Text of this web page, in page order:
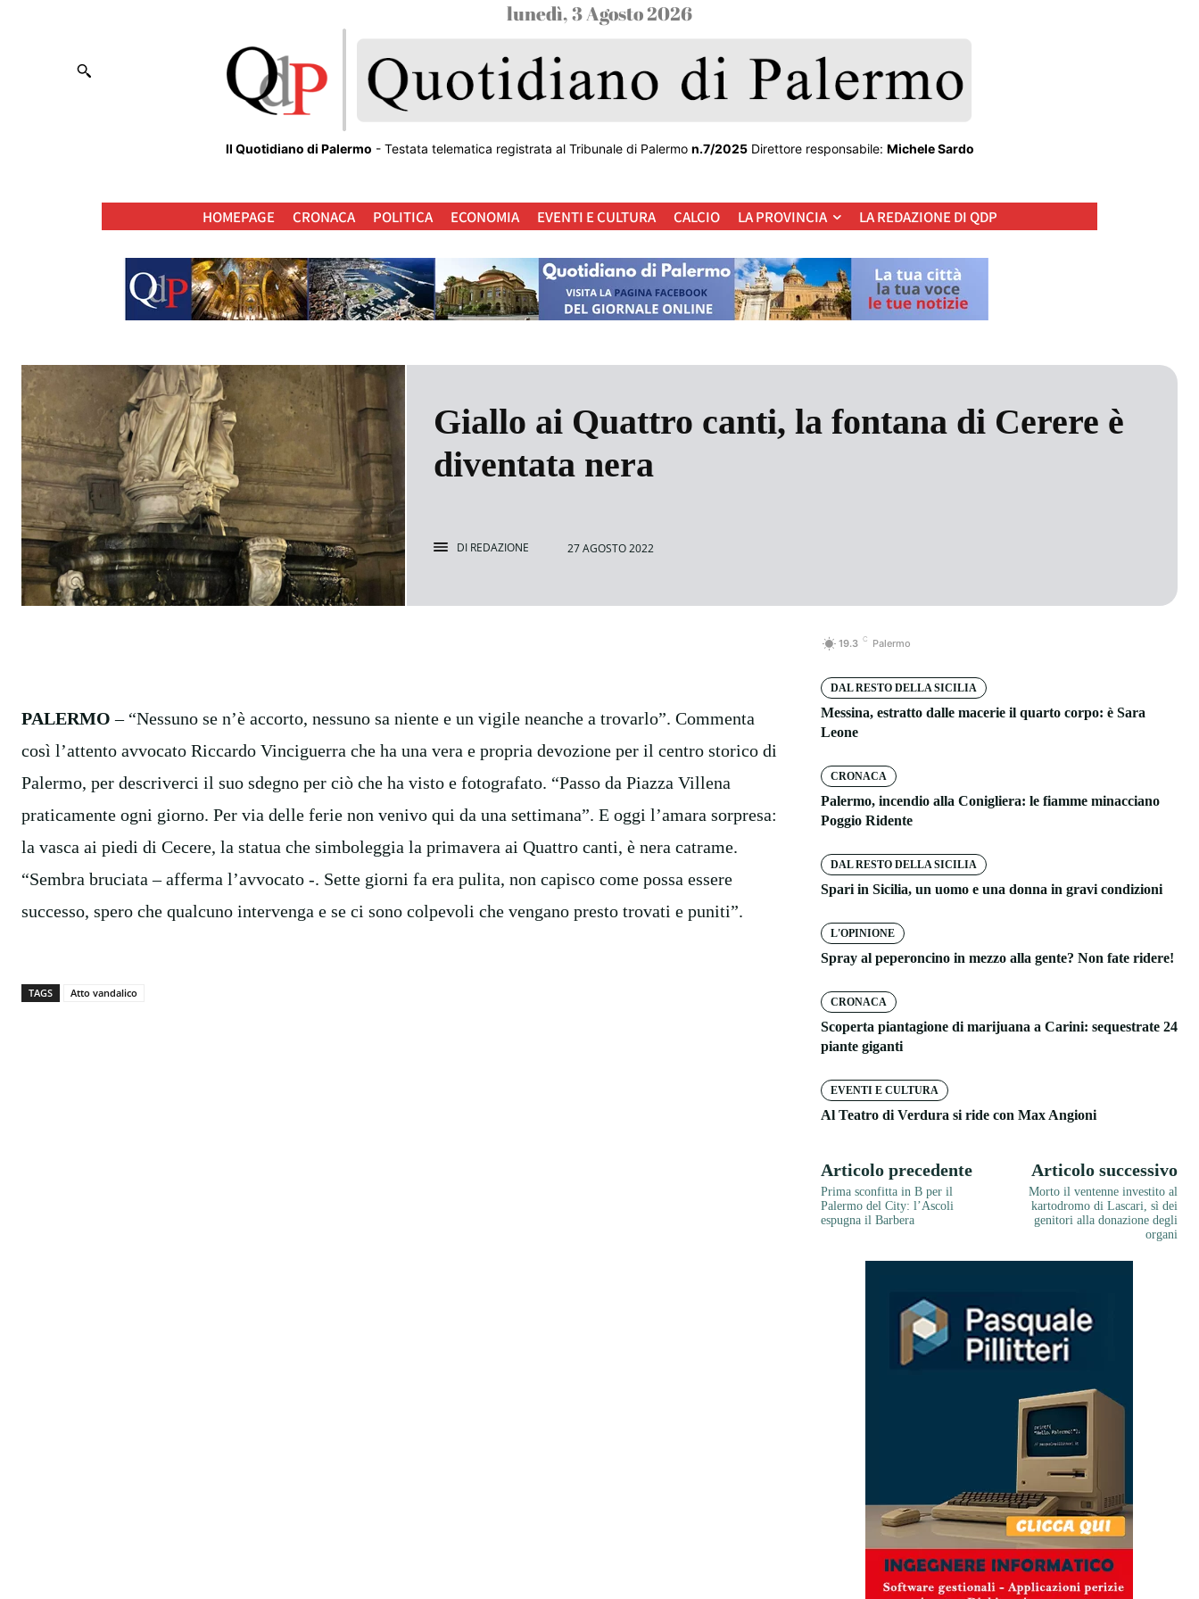
lunedì, 3 Agosto 2026
Il Quotidiano di Palermo - Testata telematica registrata al Tribunale di Palermo n.7/2025Direttore responsabile: Michele Sardo
HOMEPAGE CRONACA POLITICA ECONOMIA EVENTI E CULTURA CALCIO LA PROVINCIA LA REDAZIONE DI QDP
Giallo ai Quattro canti, la fontana di Cerere è
diventata nera
DI REDAZIONE 27 AGOSTO 2022
PALERMO – “Nessuno se n’è accorto, nessuno sa niente e un vigile neanche a trovarlo”. Commenta
così l’attento avvocato Riccardo Vinciguerra che ha una vera e propria devozione per il centro storico di
Palermo, per descriverci il suo sdegno per ciò che ha visto e fotografato. “Passo da Piazza Villena
praticamente ogni giorno. Per via delle ferie non venivo qui da una settimana”. E oggi l’amara sorpresa:
la vasca ai piedi di Cecere, la statua che simboleggia la primavera ai Quattro canti, è nera catrame.
“Sembra bruciata – afferma l’avvocato -. Sette giorni fa era pulita, non capisco come possa essere
successo, spero che qualcuno intervenga e se ci sono colpevoli che vengano presto trovati e puniti”.
TAGS Atto vandalico
19.3 C Palermo
DAL RESTO DELLA SICILIA
Messina, estratto dalle macerie il quarto corpo: è Sara
Leone
CRONACA
Palermo, incendio alla Conigliera: le fiamme minacciano
Poggio Ridente
DAL RESTO DELLA SICILIA
Spari in Sicilia, un uomo e una donna in gravi condizioni
L'OPINIONE
Spray al peperoncino in mezzo alla gente? Non fate ridere!
CRONACA
Scoperta piantagione di marijuana a Carini: sequestrate 24
piante giganti
EVENTI E CULTURA
Al Teatro di Verdura si ride con Max Angioni
Articolo precedente
Prima sconfitta in B per il
Palermo del City: l’Ascoli
espugna il Barbera
Articolo successivo
Morto il ventenne investito al
kartodromo di Lascari, sì dei
genitori alla donazione degli
organi